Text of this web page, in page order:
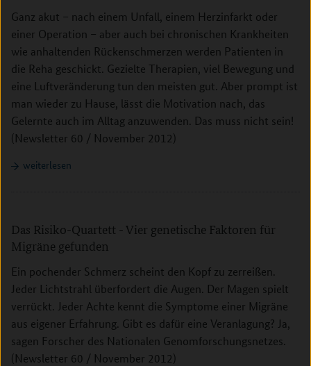
Ganz akut – nach einem Unfall, einem Herzinfarkt oder
einer Operation – aber auch bei chronischen Krankheiten
wie anhaltenden Rückenschmerzen werden Patienten in
die Reha geschickt. Gezielte Therapien, viel Bewegung und
eine Luftveränderung tun den meisten gut. Aber prompt ist
man wieder zu Hause, lässt die Motivation nach, das
Gelernte auch im Alltag anzuwenden. Das muss nicht sein!
(Newsletter 60 / November 2012)
weiterlesen
Das Risiko-Quartett - Vier genetische Faktoren für
Migräne gefunden
Ein pochender Schmerz scheint den Kopf zu zerreißen.
Jeder Lichtstrahl überfordert die Augen. Der Magen spielt
verrückt. Jeder Achte kennt die Symptome einer Migräne
aus eigener Erfahrung. Gibt es dafür eine Veranlagung? Ja,
sagen Forscher des Nationalen Genomforschungsnetzes.
(Newsletter 60 / November 2012)